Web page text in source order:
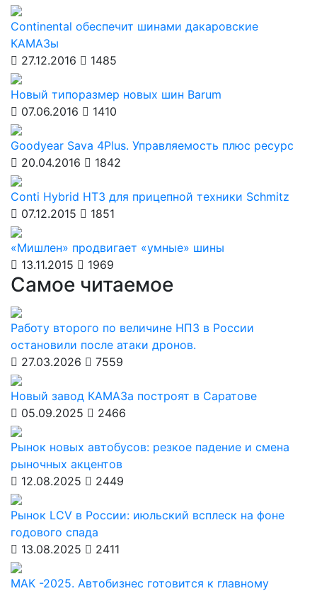
Continental обеспечит шинами дакаровские
КАМАЗы
27.12.2016
1485
Новый типоразмер новых шин Barum
07.06.2016
1410
Goodyear Sava 4Plus. Управляемость плюс ресурс
20.04.2016
1842
Conti Hybrid HT3 для прицепной техники Schmitz
07.12.2015
1851
«Мишлен» продвигает «умные» шины
13.11.2015
1969
Самое читаемое
Работу второго по величине НПЗ в России
остановили после атаки дронов.
27.03.2026
7559
Новый завод КАМАЗа построят в Саратове
05.09.2025
2466
Рынок новых автобусов: резкое падение и смена
рыночных акцентов
12.08.2025
2449
Рынок LCV в России: июльский всплеск на фоне
годового спада
13.08.2025
2411
МАК -2025. Автобизнес готовится к главному